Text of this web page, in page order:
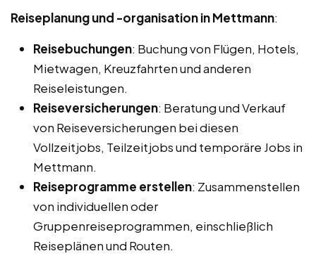
Reiseplanung und -organisation in Mettmann:
Reisebuchungen: Buchung von Flügen, Hotels,
Mietwagen, Kreuzfahrten und anderen
Reiseleistungen.
Reiseversicherungen: Beratung und Verkauf
von Reiseversicherungen bei diesen
Vollzeitjobs, Teilzeitjobs und temporäre Jobs in
Mettmann.
Reiseprogramme erstellen: Zusammenstellen
von individuellen oder
Gruppenreiseprogrammen, einschließlich
Reiseplänen und Routen.